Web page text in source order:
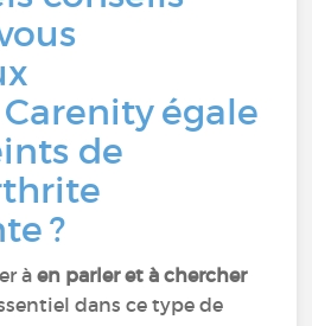
égale
de
?
àen parler et à chercher
dans ce type de